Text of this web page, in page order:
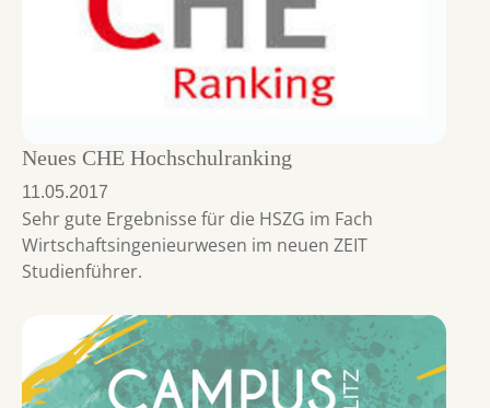
Neues CHE Hochschulranking
11.05.2017
Sehr gute Ergebnisse für die HSZG im Fach
Wirtschaftsingenieurwesen im neuen ZEIT
Studienführer.